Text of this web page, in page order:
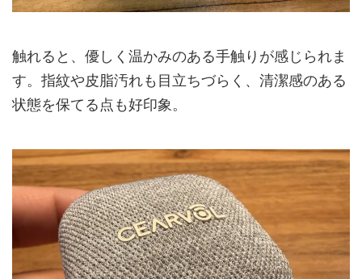
触れると、優しく温かみのある手触りが感じられま
す。指紋や皮脂汚れも目立ちづらく、清潔感のある
状態を保てる点も好印象。